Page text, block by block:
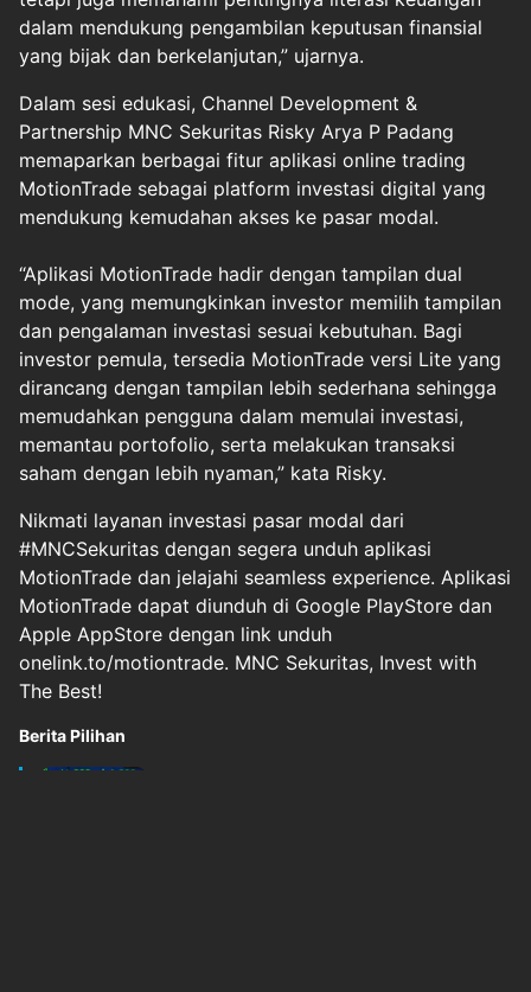
dalam mendukung pengambilan keputusan finansial
yang bijak dan berkelanjutan,” ujarnya.
Dalam sesi edukasi, Channel Development &
Partnership MNC Sekuritas Risky Arya P Padang
memaparkan berbagai fitur aplikasi online trading
MotionTrade sebagai platform investasi digital yang
mendukung kemudahan akses ke pasar modal.
“Aplikasi MotionTrade hadir dengan tampilan dual
mode, yang memungkinkan investor memilih tampilan
dan pengalaman investasi sesuai kebutuhan. Bagi
investor pemula, tersedia MotionTrade versi Lite yang
dirancang dengan tampilan lebih sederhana sehingga
memudahkan pengguna dalam memulai investasi,
memantau portofolio, serta melakukan transaksi
saham dengan lebih nyaman,” kata Risky.
Nikmati layanan investasi pasar modal dari
#MNCSekuritas dengan segera unduh aplikasi
MotionTrade dan jelajahi seamless experience. Aplikasi
MotionTrade dapat diunduh di Google PlayStore dan
Apple AppStore dengan link unduh
onelink.to/motiontrade. MNC Sekuritas, Invest with
The Best!
Berita Pilihan